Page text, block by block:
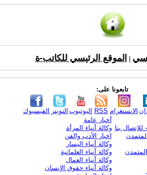
الموقع الرئيسي للكاتب-ة
تابعونا على:
الفيسبوك التويتر اليوتيوب RSS الانستغرام
بنا
أخبار عامة
وكالة أنباء المرأة
اخبار الأدب والفن
وكالة أنباء اليسار
وكالة أنباء العلمانية
وكالة أنباء العمال
وكالة أنباء حقوق الإنسان